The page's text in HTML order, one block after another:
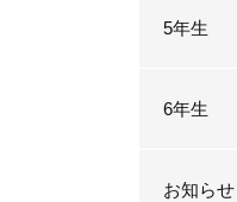
5年生
6年生
お知らせ